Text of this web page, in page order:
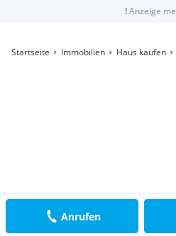
Anrufen
!Anzeige
Startseite Immobilien Haus kaufen